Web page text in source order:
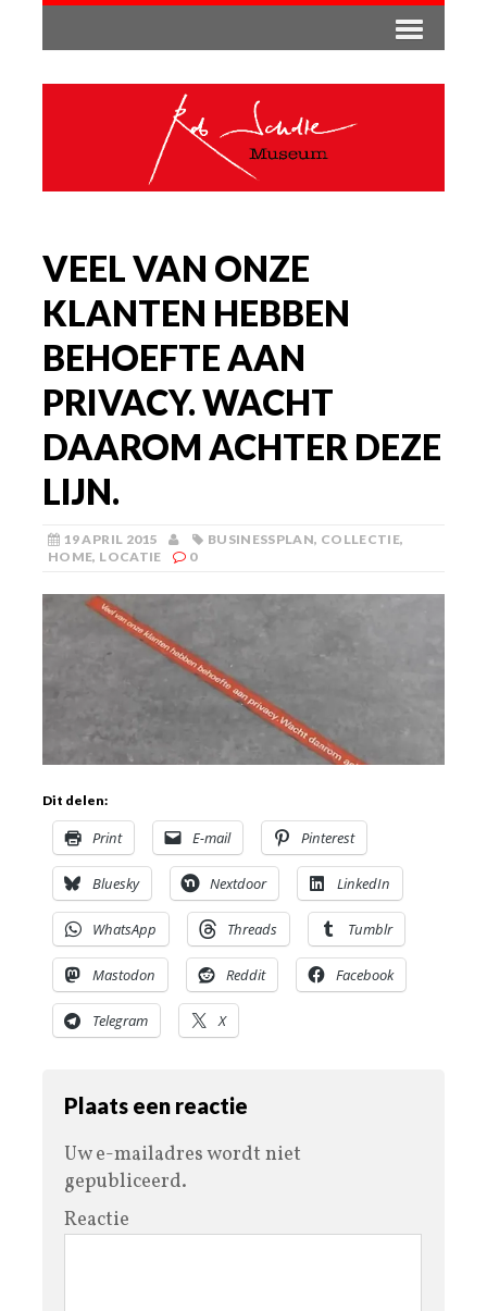
VEEL VAN ONZE
KLANTEN HEBBEN
BEHOEFTE AAN
PRIVACY. WACHT
DAAROM ACHTER DEZE
LIJN.
19 APRIL 2015 BUSINESSPLAN, COLLECTIE,
HOME, LOCATIE 0
Dit delen:
Print E-mail Pinterest
Bluesky Nextdoor LinkedIn
WhatsApp Threads Tumblr
Mastodon Reddit Facebook
Telegram X
Plaats een reactie
Uw e-mailadres wordt niet
gepubliceerd.
Reactie